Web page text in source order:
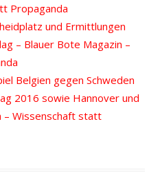
Propaganda
und Ermittlungen
– Blauer Bote Magazin –
Belgien gegen Schweden
2016 sowie Hannover und
– Wissenschaft statt